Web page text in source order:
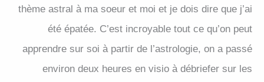
thème astral à ma soeur et moi et je dois dire que j’ai
été épatée. C’est incroyable tout ce qu’on peut
apprendre sur soi à partir de l’astrologie, on a passé
environ deux heures en visio à débriefer sur les